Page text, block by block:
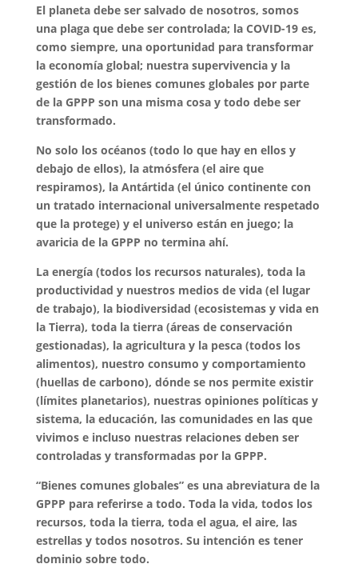
El planeta debe ser salvado de nosotros, somos
una plaga que debe ser controlada; la COVID-19 es,
como siempre, una oportunidad para transformar
la economía global; nuestra supervivencia y la
gestión de los bienes comunes globales por parte
de la GPPP son una misma cosa y todo debe ser
transformado.
No solo los océanos (todo lo que hay en ellos y
debajo de ellos), la atmósfera (el aire que
respiramos), la Antártida (el único continente con
un tratado internacional universalmente respetado
que la protege) y el universo están en juego; la
avaricia de la GPPP no termina ahí.
La energía (todos los recursos naturales), toda la
productividad y nuestros medios de vida (el lugar
de trabajo), la biodiversidad (ecosistemas y vida en
la Tierra), toda la tierra (áreas de conservación
gestionadas), la agricultura y la pesca (todos los
alimentos), nuestro consumo y comportamiento
(huellas de carbono), dónde se nos permite existir
(límites planetarios), nuestras opiniones políticas y
sistema, la educación, las comunidades en las que
vivimos e incluso nuestras relaciones deben ser
controladas y transformadas por la GPPP.
“Bienes comunes globales” es una abreviatura de la
GPPP para referirse a todo. Toda la vida, todos los
recursos, toda la tierra, toda el agua, el aire, las
estrellas y todos nosotros. Su intención es tener
dominio sobre todo.